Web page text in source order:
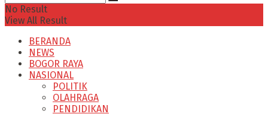
No Result
View All Result
BERANDA
NEWS
BOGOR RAYA
NASIONAL
POLITIK
OLAHRAGA
PENDIDIKAN